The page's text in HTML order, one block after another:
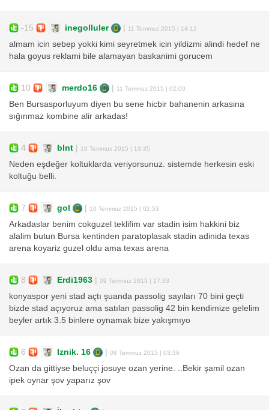
-15 inegolluler 11 Temmuz 2015 | 14:12
almam icin sebep yokki kimi seyretmek icin yildizmi alindi hedef ne
hala goyus reklami bile alamayan baskanimi gorucem
10 merdo16 11 Temmuz 2015 | 02:00
Ben Bursasporluyum diyen bu sene hicbir bahanenin arkasina
sığınmaz kombine alir arkadas!
4 blnt 10 Temmuz 2015 | 13:35
Neden eşdeğer koltuklarda veriyorsunuz. sistemde herkesin eski
koltuğu belli.
7 gol 10 Temmuz 2015 | 02:53
Arkadaslar benim cokguzel teklifim var stadin isim hakkini biz
alalim butun Bursa kentinden paratoplasak stadin adinida texas
arena koyariz guzel oldu ama texas arena
8 Erdi1963 09 Temmuz 2015 | 17:33
konyaspor yeni stad açtı şuanda passolig sayıları 70 bini geçti
bizde stad açıyoruz ama satılan passolig 42 bin kendimize gelelim
beyler artık 3.5 binlere oynamak bize yakışmıyo
6 Iznik. 16 08 Temmuz 2015 | 03:36
Ozan da gittiyse beluççi josuye ozan yerine. ..Bekir şamil ozan
ipek oynar şov yaparız şov